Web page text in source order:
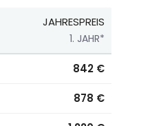
JAHRESPREIS
1. JAHR*
842 €
878 €